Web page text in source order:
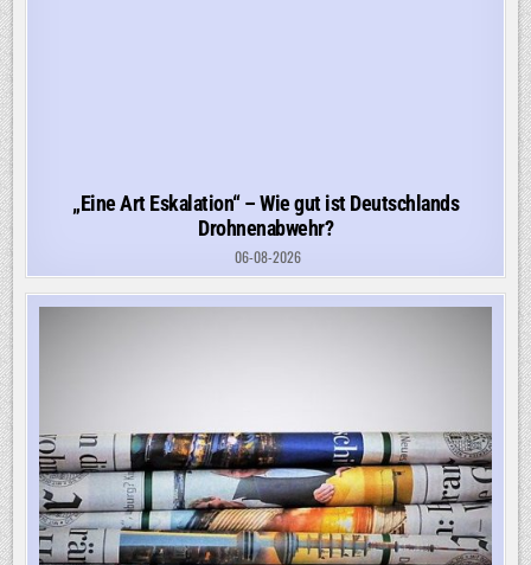
„Eine Art Eskalation“ – Wie gut ist Deutschlands
Drohnenabwehr?
06-08-2026